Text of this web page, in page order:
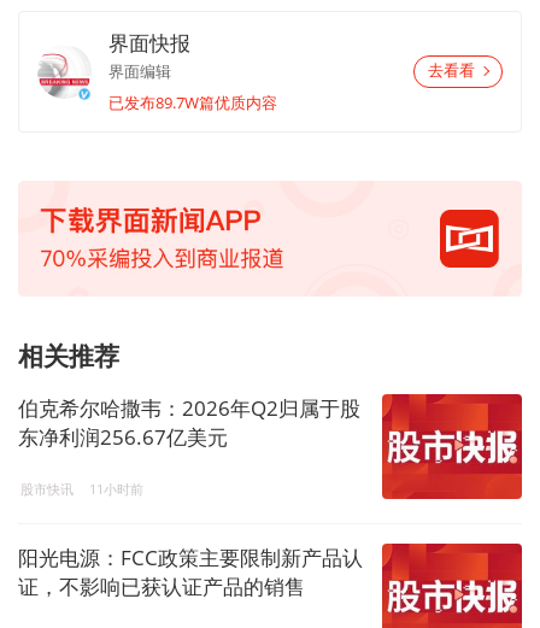
界面快报
界面编辑
已发布89.7W篇优质内容
去看看
相关推荐
伯克希尔哈撒韦：2026年Q2归属于股
东净利润256.67亿美元
股市快讯 11小时前
阳光电源：FCC政策主要限制新产品认
证，不影响已获认证产品的销售